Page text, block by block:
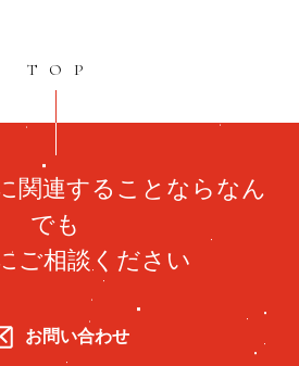
TOP
関連することならなん
でも
ご相談ください
お問い合わせ